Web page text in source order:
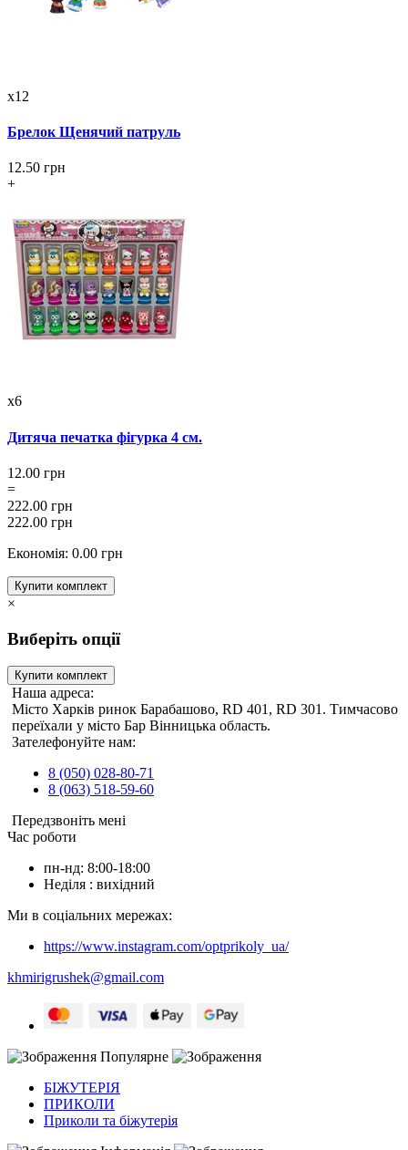
x12
Брелок Щенячий патруль
12.50 грн
+
x6
Дитяча печатка фігурка 4 см.
12.00 грн
=
222.00 грн
222.00 грн
Економія: 0.00 грн
Купити комплект
×
Виберіть опції
Купити комплект
Наша адреса:
Місто Харків ринок Барабашово, RD 401, RD 301. Тимчасово
переїхали у місто Бар Вінницька область.
Зателефонуйте нам:
8 (050) 028-80-71
8 (063) 518-59-60
Передзвоніть мені
Час роботи
пн-нд: 8:00-18:00
Неділя : вихідний
Ми в соціальних мережах:
https://www.instagram.com/optprikoly_ua/
khmirigrushek@gmail.com
Популярне
БІЖУТЕРІЯ
ПРИКОЛИ
Приколи та біжутерія